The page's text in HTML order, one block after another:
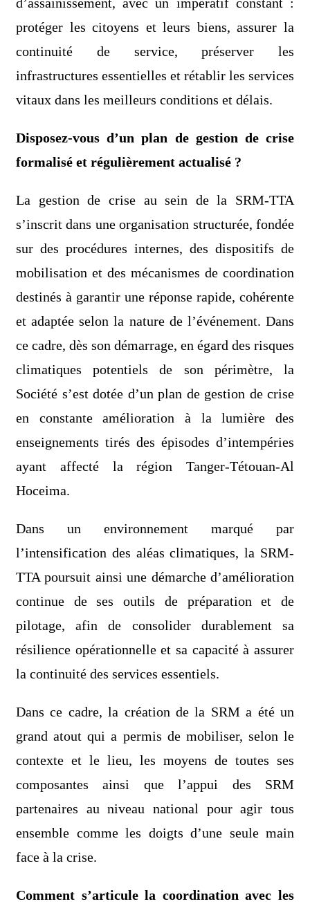
protéger les citoyens et leurs biens, assurer la
continuité de service, préserver les
infrastructures essentielles et rétablir les services
vitaux dans les meilleurs conditions et délais.
Disposez-vous d’un plan de gestion de crise
formalisé et régulièrement actualisé ?
La gestion de crise au sein de la SRM-TTA
s’inscrit dans une organisation structurée, fondée
sur des procédures internes, des dispositifs de
mobilisation et des mécanismes de coordination
destinés à garantir une réponse rapide, cohérente
et adaptée selon la nature de l’événement. Dans
ce cadre, dès son démarrage, en égard des risques
climatiques potentiels de son périmètre, la
Société s’est dotée d’un plan de gestion de crise
en constante amélioration à la lumière des
enseignements tirés des épisodes d’intempéries
ayant affecté la région Tanger-Tétouan-Al
Hoceima.
Dans un environnement marqué par
l’intensification des aléas climatiques, la SRM-
TTA poursuit ainsi une démarche d’amélioration
continue de ses outils de préparation et de
pilotage, afin de consolider durablement sa
résilience opérationnelle et sa capacité à assurer
la continuité des services essentiels.
Dans ce cadre, la création de la SRM a été un
grand atout qui a permis de mobiliser, selon le
contexte et le lieu, les moyens de toutes ses
composantes ainsi que l’appui des SRM
partenaires au niveau national pour agir tous
ensemble comme les doigts d’une seule main
face à la crise.
Comment s’articule la coordination avec les